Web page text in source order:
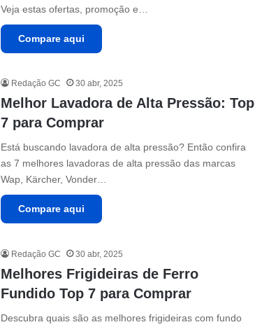
Veja estas ofertas, promoção e…
Compare aqui
Redação GC 30 abr, 2025
Melhor Lavadora de Alta Pressão: Top
7 para Comprar
Está buscando lavadora de alta pressão? Então confira
as 7 melhores lavadoras de alta pressão das marcas
Wap, Kärcher, Vonder…
Compare aqui
Redação GC 30 abr, 2025
Melhores Frigideiras de Ferro
Fundido Top 7 para Comprar
Descubra quais são as melhores frigideiras com fundo